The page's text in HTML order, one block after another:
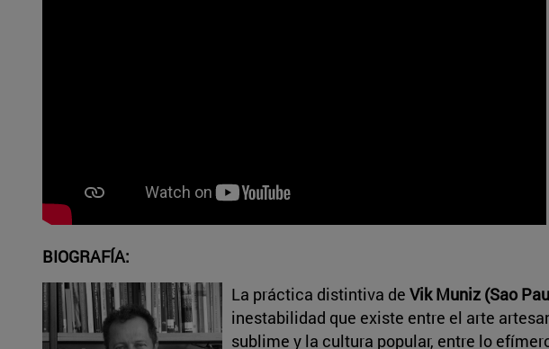
BIOGRAFÍA:
La práctica distintiva de Vik Muniz (Sao
inestabilidad que existe entre el arte
sublime y la cultura popular, entre lo